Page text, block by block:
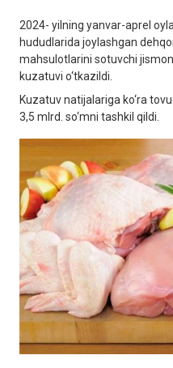
2024- yilning yanvar-aprel
hududlarida joylashgan
mahsulotlarini sotuvchi
kuzatuvi o‘tkazildi.
Kuzatuv natijalariga ko‘ra
3,5 mlrd. so‘mni tashkil qildi.